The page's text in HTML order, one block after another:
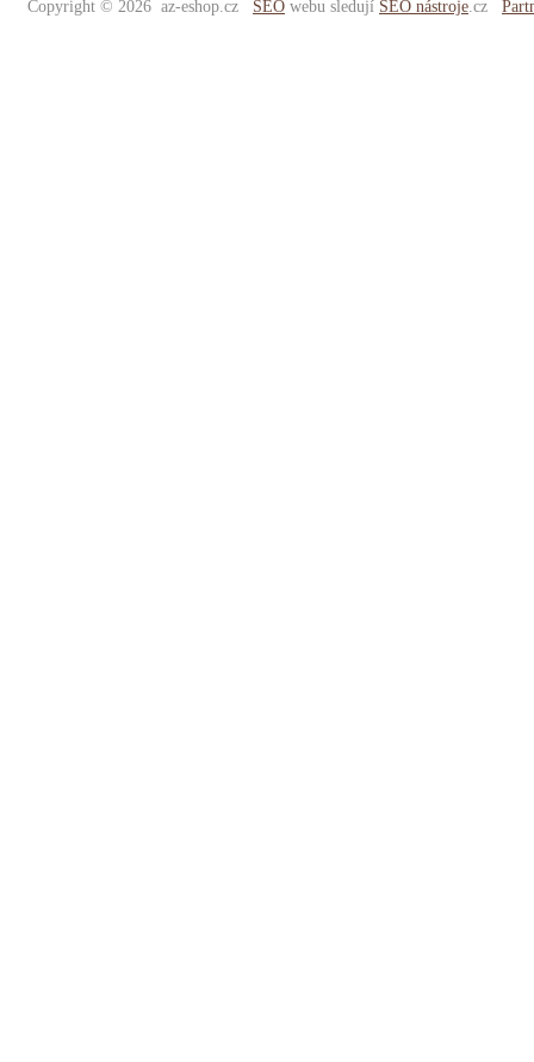
Copyright © 2026 az-eshop.cz SEO webu sledují SEO nástroje.cz